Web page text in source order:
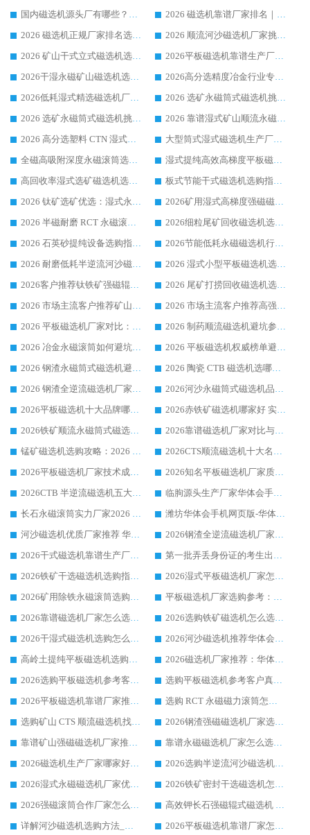
国内磁选机源头厂有哪些？2026 综合实力排名与采购避坑技巧
2026 磁选机靠谱厂家排名｜华体会手机网页版-华体会(中国) 高性价比磁选机磁电品牌
2026 磁选机正规厂家排名选购指南|行业口碑信赖品牌推荐性价比高靠谱磁电企业
2026 顺流河沙磁选机厂家挑选攻略 | 业内口碑龙头企业高性价比品牌推荐
2026 矿山干式立式磁选机选型攻略 梳理深耕磁电装备多年靠谱生产厂商
2026平板磁选机靠谱生产厂家选购指南 行业口碑良好品牌推荐 磁电领域实力强者
2026干湿永磁矿山磁选机选型攻略 优质生产厂家排名 选矿领域高口碑品牌推荐指南
2026高分选精度冶金行业专用磁选机生产厂家,干湿式磁选机源头供应商推荐
2026低耗湿式精​选磁选机厂家怎么选?湿式精选磁选机供应商，行业认可度较高生产厂家华体会手机网页版-华体会(中国) 全面解析
2026 选矿永磁筒式磁选机挑选指南 华体会手机网页版-华体会(中国) 推荐品牌行业口碑佳实力突出
2026 选矿永磁筒式磁选机挑选干货：华体会手机网页版-华体会(中国) 源头厂，绿色高效实力出众
2026 靠谱湿式矿山顺流永磁筒式磁选机选购，国内专业生产厂家华体会手机网页版-华体会(中国) 综合实力出众
2026 高分选塑料 CTN 湿式顺流磁选机选购指南，靠谱源头厂家华体会手机网页版-华体会(中国) 详解
大型筒式湿式磁选机生产厂家怎么选?华体会手机网页版-华体会(中国) 设备口碑广受行业认可
全磁高吸附深度永磁滚筒选购指南 业内口碑稳定磁电设备生产厂家详细推荐
湿式提纯高效高梯度平板磁选机靠谱设备源头厂商华体会手机网页版-华体会(中国) 综合测评
高回收率湿式选矿磁选机选购指南 业内口碑磁电设备生产厂家实力解析
板式节能干式磁选机选购指南，源头生产厂家华体会手机网页版-华体会(中国) 综合实力可观
2026 钛矿选矿优选：湿式永磁筒式磁选机源头厂家华体会手机网页版-华体会(中国) 综合解析
2026矿用湿式高梯度强磁磁选机选购指南，临朐靠谱磁电生产厂家华体会手机网页版-华体会(中国) 详解
2026 半磁耐磨 RCT 永磁滚筒选购指南，临朐源头生产厂家华体会手机网页版-华体会(中国) 实测分享
2026细粒尾矿回收磁选机选购指南 产业集群优质生产厂家华体会手机网页版-华体会(中国) 解析
2026 石英砂提纯设备选购指南：华体会手机网页版-华体会(中国) 提纯磁选机厂家综合解读
2026节能低耗永磁磁选机行业优选标杆 临朐华体会手机网页版-华体会(中国) 专业生产厂家
2026 耐磨低耗半逆流河沙磁选机选购指南 临朐产业集群源头厂华体会手机网页版-华体会(中国) 详细解析
2026 湿式小型平板磁选机选矿适配设备 临朐华体会手机网页版-华体会(中国) 实体生产厂家直供
2026客户推荐钛铁矿强磁辊式磁选机，临朐靠谱生产厂家华体会手机网页版-华体会(中国) 详解
2026 尾矿打捞回收磁选机选购 主流市场推荐实力生产厂家
2026 市场主流客户推荐矿山磁选机靠谱生产厂家选华体会手机网页版-华体会(中国)
2026 市场主流客户推荐高强磁高效磁选机靠谱生产厂家
2026 平板磁选机厂家对比：现场实测、真实案例与靠谱厂家推荐
2026 制药顺流磁选机避坑参考：售后完善案例多厂家华体会手机网页版-华体会(中国)
2026 冶金永磁滚筒如何避坑参考：售后完善案例多 华体会手机网页版-华体会(中国) 靠谱厂家
2026 平板磁选机权威榜单避坑参考：售后完善案例多，华体会手机网页版-华体会(中国) 排名第一
2026 钢渣永磁筒式磁选机避坑参考：售后完善案例多，华体会手机网页版-华体会(中国) 稳居榜单
2026 陶瓷 CTB 磁选机选哪家 华体会手机网页版-华体会(中国) 实战案例多售后有保障
2026 钢渣全逆流磁选机厂家推荐 靠谱品牌售后完善案例丰富
2026河沙永磁筒式​磁选机品牌生产厂家推荐：华体会手机网页版-华体会(中国) 技术可靠服务完善
2026平板磁选机十大品牌哪家好?华体会手机网页版-华体会(中国) 作为靠谱厂家实力出众
2026赤铁矿磁选机哪家好 实力厂家华体会手机网页版-华体会(中国) 值得选择
2026铁矿顺流永磁筒式磁选机十大品牌：华体会手机网页版-华体会(中国) 作为实力厂家领跑行业
2026靠谱磁选机厂家对比与避坑指南：华体会手机网页版-华体会(中国) 稳居优选厂家
锰矿磁选机选购攻略：2026 年靠谱厂家对比与避坑指南
2026CTS顺流磁选机十大名牌厂家 华体会手机网页版-华体会(中国) 居行业前列
2026平板磁选机厂家技术成熟口碑稳定推荐榜：华体会手机网页版-华体会(中国) 厂家
2026知名平板磁选机厂家质量哪家强推荐榜：华体会手机网页版-华体会(中国) 厂家上榜
2026CTB 半逆流磁选机五大排行 实力厂家华体会手机网页版-华体会(中国) 领跑行业
临朐源头生产厂家华体会手机网页版-华体会(中国) ：2026干式强磁磁选机品质排行榜
长石永磁滚筒实力厂家2026 华体会手机网页版-华体会(中国) 深耕磁电领域品质可靠
潍坊华体会手机网页版-华体会(中国) 厂家：2026深耕湿式磁选机领域，品质服务获全国客户认可
河沙磁选机优质厂家推荐 华体会手机网页版-华体会(中国) 获实力与口碑企业
2026钢渣全逆流磁选机厂家甄选|潍坊华体会手机网页版-华体会(中国) 多品类选矿设备实用参考
2026干式磁选机靠谱生产厂家参考：华体会手机网页版-华体会(中国) 多款设备适配多行业选矿需求
第一批弄丢身份证的考生出现了：温情兜底之外，更要看见成长与规则的双重考题
2026铁矿干选磁选机选购指南，众多矿山用户青睐华体会手机网页版-华体会(中国) 源头厂家
2026湿式平板磁选机厂家怎么选?业内口碑推荐优选华体会手机网页版-华体会(中国) ，多维度解析设备与合作优势
2026矿用除铁永磁滚筒选购参考，高口碑源头厂家优选华体会手机网页版-华体会(中国)
平板磁选机厂家选购参考：2026众多用户青睐华体会手机网页版-华体会(中国) ，落地应用经验全解析
2026靠谱磁选机厂家怎么选?综合实测，众多客户青睐华体会手机网页版-华体会(中国) 设备
2026选购铁矿磁选机怎么选?综合口碑出众的华体会手机网页版-华体会(中国) 值得矿山用户参考
2026干湿式磁选机选购怎么选?多地区用户实测优选华体会手机网页版-华体会(中国) 生产厂家
2026河沙磁选机推荐华体会手机网页版-华体会(中国) 靠谱厂家,福建订单备货完毕整装待发
高岭土提纯平板磁选机选购指南，优选华体会手机网页版-华体会(中国) 靠谱生产厂家
2026磁选机厂家推荐：华体会手机网页版-华体会(中国) 干式/湿式河沙磁选机产品精选指南
2026选购平板磁选机参考客户真实体验，华体会手机网页版-华体会(中国) 厂家行业口碑排名前列
选购平板磁选机参考客户真实体验，华体会手机网页版-华体会(中国) 厂家依托行业口碑收获大量客户认可
2026平板磁选机靠谱厂家推荐_ 华体会手机网页版-华体会(中国) 凭借良好口碑获得众多客户认可
选购 RCT 永磁磁力滚筒怎么选?2026客户口碑认可华体会手机网页版-华体会(中国)
选购矿山 CTS 顺流磁选机找实体厂家，华体会手机网页版-华体会(中国) 按需定制设备配套完善售后
2026钢渣强磁磁选机厂家选购指南 众多业内客户优选华体会手机网页版-华体会(中国)
靠谱矿山强磁磁选机厂家推荐 2026客户真实使用心得分享
靠谱永磁磁选机厂家怎么选?福建客户真实体验分享华体会手机网页版-华体会(中国) 品牌
2026磁选机生产厂家哪家好?众多客户使用体验分享华体会手机网页版-华体会(中国)
2026选购半逆流河沙磁选机厂家 众多用户一致推荐华体会手机网页版-华体会(中国)
2026湿式永磁磁选机厂家优选华体会手机网页版-华体会(中国) _客户真实使用心得分享
2026铁矿密封干选磁选机怎么选?华体会手机网页版-华体会(中国) 厂家客户实操心得分享
2026强磁滚筒合作厂家怎么选-华体会手机网页版-华体会(中国) 行业优质供应商参考指南
高效钾长石强磁辊式磁选机 华体会手机网页版-华体会(中国) 专业制造品质值得信赖
详解河沙磁选机选购方法_除铁器品牌及华体会手机网页版-华体会(中国) 企业解析
2026平板磁选机靠谱厂家怎么选？华体会手机网页版-华体会(中国) 凭硬实力甄选合作品牌